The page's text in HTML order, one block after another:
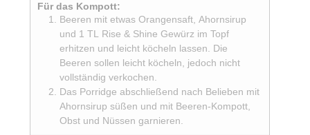
Für das Kompott:
Beeren mit etwas Orangensaft, Ahornsirup
und 1 TL Rise & Shine Gewürz im Topf
erhitzen und leicht köcheln lassen. Die
Beeren sollen leicht köcheln, jedoch nicht
vollständig verkochen.
Das Porridge abschließend nach Belieben mit
Ahornsirup süßen und mit Beeren-Kompott,
Obst und Nüssen garnieren.